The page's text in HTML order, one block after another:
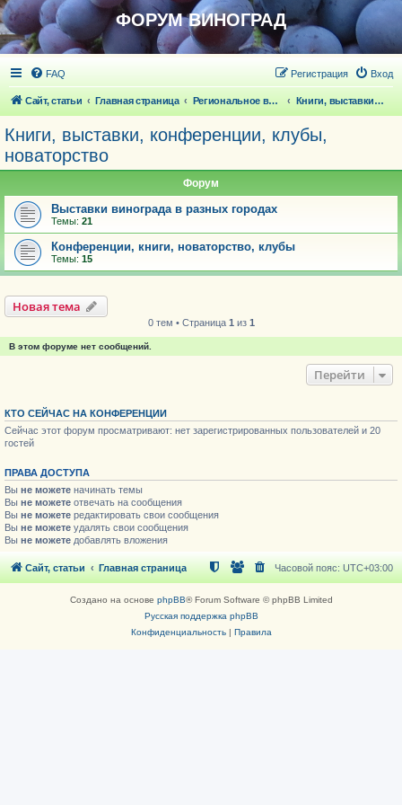
ФОРУМ ВИНОГРАД
FAQ Вход
Регистрация
Сайт, статьи Главная страница Региональное виноградарство Книги, выставки, конференции, клубы, новаторство
Книги, выставки, конференции, клубы,
новаторство
Форум
Выставки винограда в разных городах
Темы: 21
Конференции, книги, новаторство, клубы
Темы: 15
Новая тема
0 тем • Страница 1 из 1
В этом форуме нет сообщений.
Перейти
КТО СЕЙЧАС НА КОНФЕРЕНЦИИ
Сейчас этот форум просматривают: нет зарегистрированных пользователей и 20
гостей
ПРАВА ДОСТУПА
Вы не можете начинать темы
Вы не можете отвечать на сообщения
Вы не можете редактировать свои сообщения
Вы не можете удалять свои сообщения
Вы не можете добавлять вложения
Сайт, статьи Главная страница Часовой пояс: UTC+03:00
Создано на основе phpBB® Forum Software © phpBB Limited
Русская поддержка phpBB
Конфиденциальность| Правила